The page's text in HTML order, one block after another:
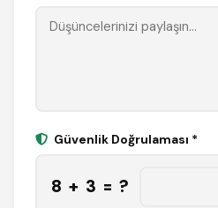
Güvenlik Doğrulaması *
8 + 3 = ?